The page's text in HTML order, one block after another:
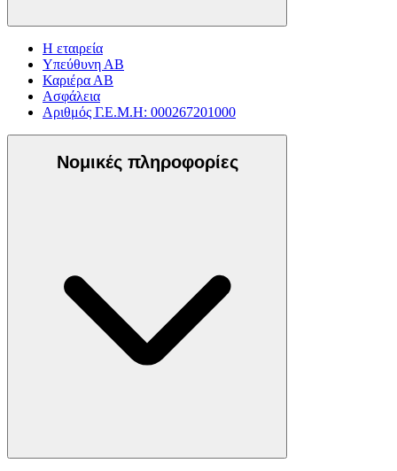
Η εταιρεία
Υπεύθυνη ΑΒ
Καριέρα ΑΒ
Ασφάλεια
Αριθμός Γ.Ε.Μ.Η: 000267201000
Νομικές πληροφορίες